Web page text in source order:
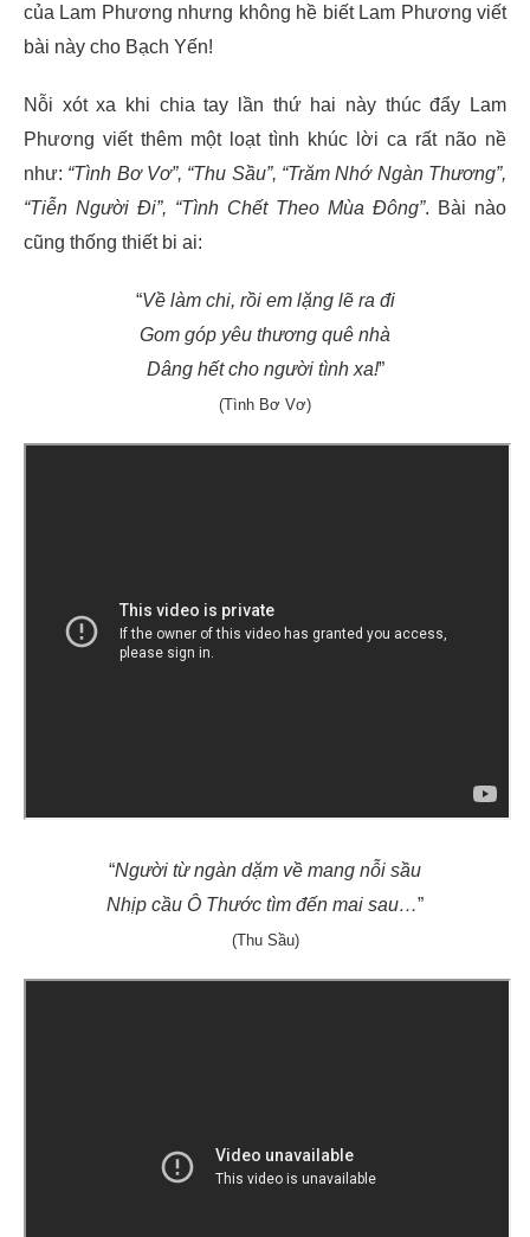
của Lam Phương nhưng không hề biết Lam Phương viết
bài này cho Bạch Yến!
Nỗi xót xa khi chia tay lần thứ hai này thúc đẩy Lam
Phương viết thêm một loạt tình khúc lời ca rất não nề
như: “Tình Bơ Vơ”, “Thu Sầu”, “Trăm Nhớ Ngàn Thương”,
“Tiễn Người Đi”, “Tình Chết Theo Mùa Đông”. Bài nào
cũng thống thiết bi ai:
“Về làm chi, rồi em lặng lẽ ra đi
Gom góp yêu thương quê nhà
Dâng hết cho người tình xa!”
(Tình Bơ Vơ)
“Người từ ngàn dặm về mang nỗi sầu
Nhịp cầu Ô Thước tìm đến mai sau…”
(Thu Sầu)